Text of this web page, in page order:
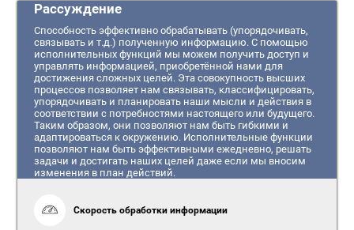
Рассуждение
Способность эффективно обрабатывать (упорядочивать,
связывать и т.д.) полученную информацию. С помощью
исполнительных функций мы можем получить доступ и
управлять информацией, приобретённой нами для
достижения сложных целей. Эта совокупность высших
процессов позволяет нам связывать, классифицировать,
упорядочивать и планировать наши мысли и действия в
соответствии с потребностями настоящего или будущего.
Таким образом, они позволяют нам быть гибкими и
адаптироваться к окружению. Исполнительные функции
позволяют нам быть эффективными ежедневно, решать
задачи и достигать наших целей даже если мы вносим
изменения в план действий.
Скорость обработки информации